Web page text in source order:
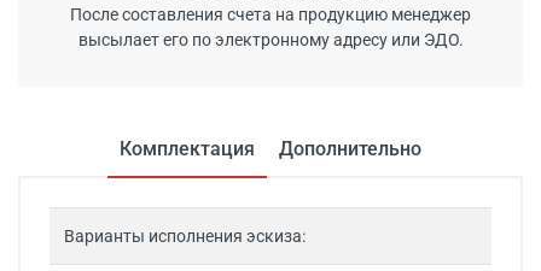
После составления счета на продукцию менеджер
высылает его по электронному адресу или ЭДО.
Комплектация Дополнительно
Варианты исполнения эскиза: